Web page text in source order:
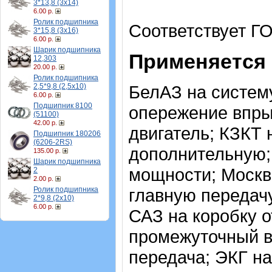
3*13,8 (3х14)
6.00 р.
Ролик подшипника
3*15,8 (3х16)
6.00 р.
Шарик подшипника
12,303
20.00 р.
Ролик подшипника
2,5*9,8 (2,5х10)
6.00 р.
Подшипник 8100
(51100)
42.00 р.
Подшипник 180206
(6206-2RS)
135.00 р.
Шарик подшипника
2
2.00 р.
Ролик подшипника
2*9,8 (2х10)
6.00 р.
Соответствует
БелАЗ на
опережение
двигатель; КЗКТ
мощности;
главную
САЗ на коробку
промежуточный
передача; ЭКГ